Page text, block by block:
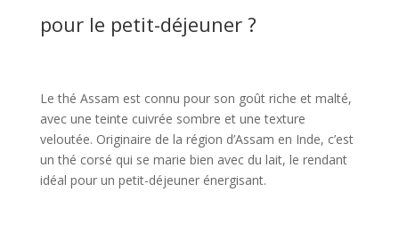
pour le petit-déjeuner ?
Le thé Assam est connu pour son goût riche et malté,
avec une teinte cuivrée sombre et une texture
veloutée. Originaire de la région d’Assam en Inde, c’est
un thé corsé qui se marie bien avec du lait, le rendant
idéal pour un petit-déjeuner énergisant.